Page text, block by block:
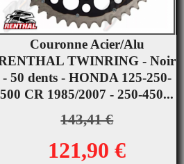
Couronne Acier/Alu
TWINRING - Noir
- 50 dents - HONDA 125-250-
500 CR 1985/2007 - 250-450...
143,41 €
121,90 €
Aperçu rapide